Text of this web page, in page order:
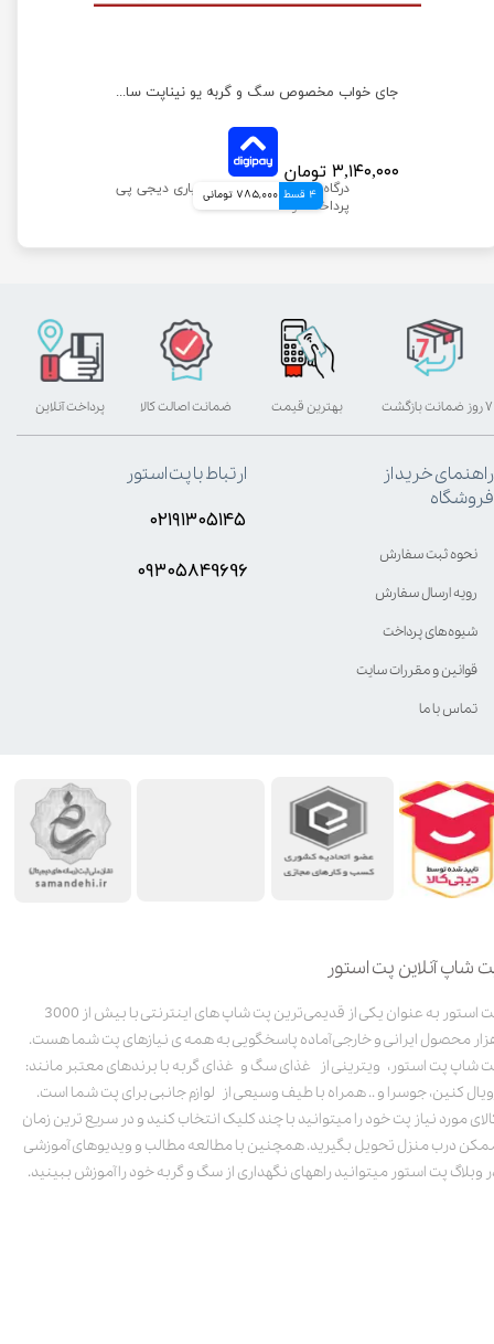
جای خواب مخصوص سگ و گربه یو نیناپت سایز صفر
۳,۱۴۰,۰۰۰ تومان
4 قسط 785,000 تومانی
شاپ آنلاین پت استور
پت استور به عنوان یکی از قدیمی‌ترین پت شاپ های اینترنتی با بیش از 3000
محصول ایرانی و خارجی آماده پاسخگویی به همه ی نیازهای پت شما هست.
شاپ پت استور، ویترینی از غذای سگ و غذای گربه با برندهای معتبر مانند:
کنین، جوسرا و .. همراه با طیف وسیعی از لوازم جانبی برای پت شما است.
مورد نیاز پت خود را میتوانید با چند کلیک انتخاب کنید و در سریع ترین زمان
درب منزل تحویل بگیرید. همچنین با مطالعه مطالب و ویدیوهای آموزشی
وبلاگ پت استور میتوانید راههای نگهداری از سگ و گربه خود را آموزش ببینید.
بهترین قیمت پرداخت آنلاین ۷ روز ضمانت بازگشت ضمانت اصالت کالا
راهنمای خرید از
فروشگاه
نحوه ثبت سفارش
رویه ارسال سفارش
شیوه‌های پرداخت
قوانین و مقررات سایت
تماس با ما
ارتباط با پت استور
۰۲۱۹۱۳۰۵۱۴۵
۰۹۳۰۵8۴9696